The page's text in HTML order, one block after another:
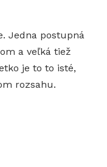
Jedna postupná
a veľká tiež
je to to isté,
rozsahu.